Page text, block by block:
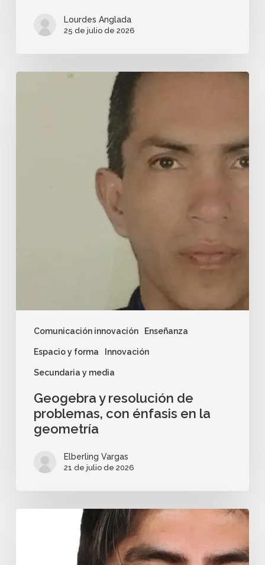
Lourdes Anglada
25 de julio de 2026
Comunicación innovación Enseñanza
Espacio y forma Innovación
Secundaria y media
Geogebra y resolución de
problemas, con énfasis en la
geometría
Elberling Vargas
21 de julio de 2026